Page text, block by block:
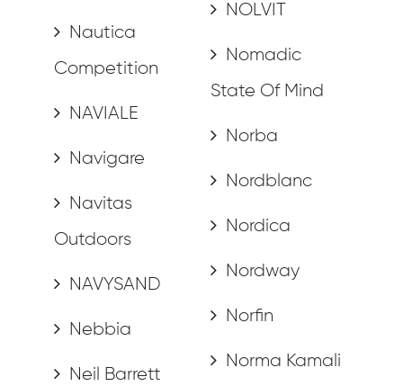
Nautica
Competition
NAVIALE
Navigare
Navitas
Outdoors
NAVYSAND
Nebbia
Neil Barrett
NOLVIT
Nomadic
State Of Mind
Norba
Nordblanc
Nordica
Nordway
Norfin
Norma Kamali